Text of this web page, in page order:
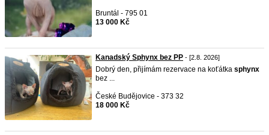
Bruntál - 795 01
13 000 Kč
Kanadský Sphynx bez PP - [2.8. 2026]
Dobrý den, přijímám rezervace na koťátka sphynx
bez ...
České Budějovice - 373 32
18 000 Kč